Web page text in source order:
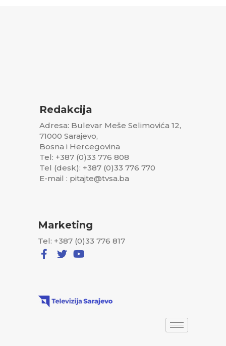
Redakcija
Adresa: Bulevar Meše Selimovića 12,
71000 Sarajevo,
Bosna i Hercegovina
Tel: +387 (0)33 776 808
Tel (desk): +387 (0)33 776 770
E-mail : pitajte@tvsa.ba
Marketing
Tel: +387 (0)33 776 817